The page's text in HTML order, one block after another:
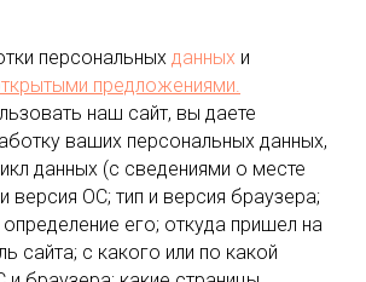
персональных данных и
предложениями.
наш сайт, вы даете
ваших персональных данных,
данных (с сведениями о месте
версия ОС; тип и версия браузера;
определение его; откуда пришел на
сайта; с какого или по какой